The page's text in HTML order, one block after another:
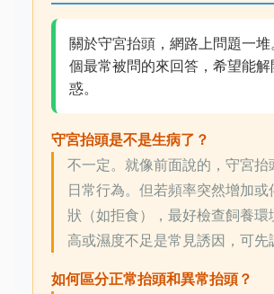
關於守宮抬頭，網路上問題一
個最常被問的來回答，希望能解
惑。
守宮抬頭是不是生病了？
不一定。就像前面說的，守宮抬
日常行為。但若頻率突然增加或
狀（如拒食），最好檢查飼養環
高或濕度不足是常見誘因，可先
如何區分正常抬頭和異常抬頭？